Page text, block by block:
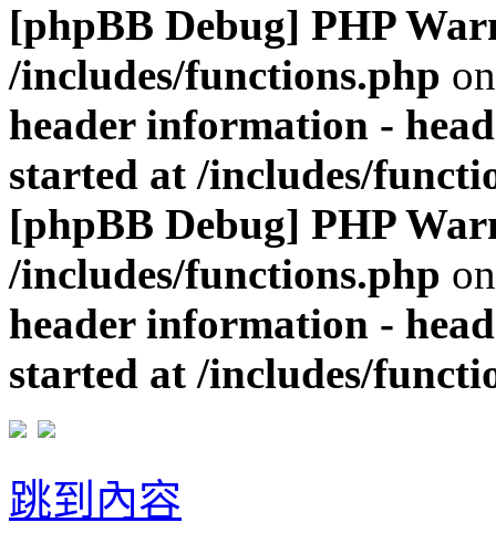
[phpBB Debug] PHP
/includes/functions.php
header information -
started at /includes/
[phpBB Debug] PHP
/includes/functions.php
header information -
started at /includes/
跳到內容